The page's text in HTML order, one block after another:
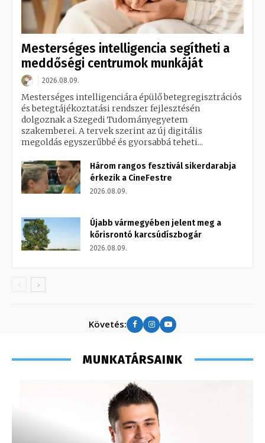
Mesterséges intelligencia segítheti a
meddőségi centrumok munkáját
2026.08.09.
Mesterséges intelligenciára épülő betegregisztrációs
és betegtájékoztatási rendszer fejlesztésén
dolgoznak a Szegedi Tudományegyetem
szakemberei. A tervek szerint az új digitális
megoldás egyszerűbbé és gyorsabbá teheti...
Három rangos fesztivál sikerdarabja
érkezik a CineFestre
2026.08.09.
Újabb vármegyében jelent meg a
kőrisrontó karcsúdíszbogár
2026.08.09.
Követés:
MUNKATÁRSAINK